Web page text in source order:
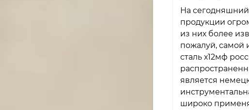
На
продукции
из них более
пожалуй, самой
сталь х12мф
является
широко